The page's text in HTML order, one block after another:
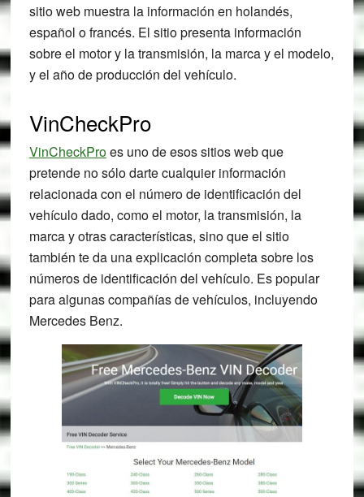
sitio web muestra la información en holandés,
español o francés. El sitio presenta información
sobre el motor y la transmisión, la marca y el modelo,
y el año de producción del vehículo.
VinCheckPro
VinCheckProes uno de esos sitios web que
pretende no sólo darte cualquier información
relacionada con el número de identificación del
vehículo dado, como el motor, la transmisión, la
marca y otras características, sino que el sitio
también te da una explicación completa sobre los
números de identificación del vehículo. Es popular
para algunas compañías de vehículos, incluyendo
Mercedes Benz.